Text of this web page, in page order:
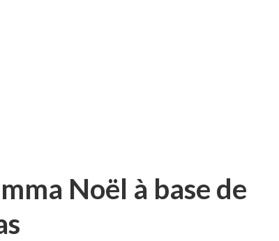
Noël à base de